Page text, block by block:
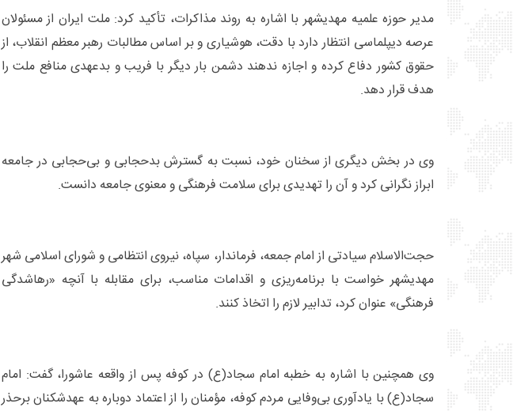
مدیر حوزه علمیه مهدیشهر با اشاره به روند مذاکرات، تأکید کرد: ملت ایران از مسئولان
عرصه دیپلماسی انتظار دارد با دقت، هوشیاری و بر اساس مطالبات رهبر معظم انقلاب، از
حقوق کشور دفاع کرده و اجازه ندهند دشمن بار دیگر با فریب و بدعهدی منافع ملت را
هدف قرار دهد.
وی در بخش دیگری از سخنان خود، نسبت به گسترش بدحجابی و بی‌حجابی در جامعه
ابراز نگرانی کرد و آن را تهدیدی برای سلامت فرهنگی و معنوی جامعه دانست.
حجت‌الاسلام سیادتی از امام جمعه، فرماندار، سپاه، نیروی انتظامی و شورای اسلامی شهر
مهدیشهر خواست با برنامه‌ریزی و اقدامات مناسب، برای مقابله با آنچه «رهاشدگی
فرهنگی» عنوان کرد، تدابیر لازم را اتخاذ کنند.
وی همچنین با اشاره به خطبه امام سجاد(ع) در کوفه پس از واقعه عاشورا، گفت: امام
سجاد(ع) با یادآوری بی‌وفایی مردم کوفه، مؤمنان را از اعتماد دوباره به عهدشکنان برحذر